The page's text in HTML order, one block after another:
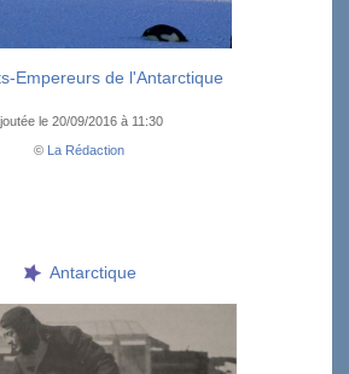
Empereurs de l'Antarctique
le 20/09/2016 à 11:30
© La Rédaction
Antarctique